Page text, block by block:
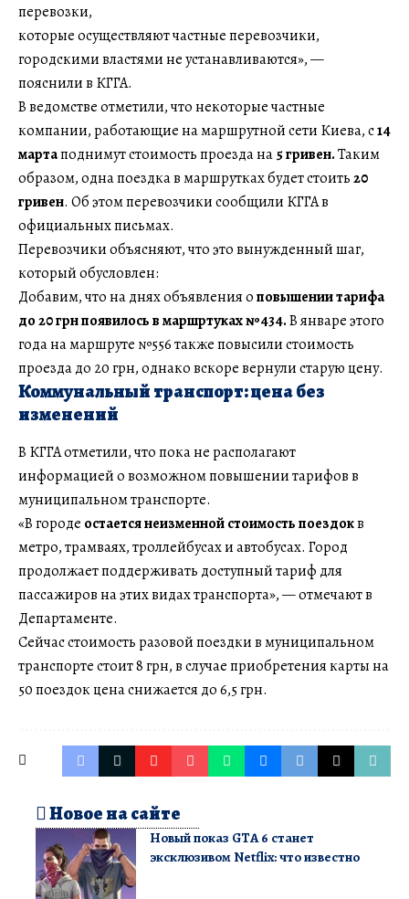
перевозки,
которые осуществляют частные перевозчики,
городскими властями не устанавливаются», —
пояснили в КГГА.
В ведомстве отметили, что некоторые частные
компании, работающие на маршрутной сети Киева, с14
мартаподнимут стоимость проезда на5 гривен.Таким
образом, одна поездка в маршрутках будет стоить20
гривен. Об этом перевозчики сообщили КГГА в
официальных письмах.
Перевозчики объясняют, что это вынужденный шаг,
который обусловлен:
Добавим, что на днях объявления оповышении тарифа
до 20 грн появилось в маршртуках №434.В январе этого
года на маршруте №556 также повысили стоимость
проезда до 20 грн, однако вскоре вернули старую цену.
Коммунальный транспорт: цена без
изменений
В КГГА отметили, что пока не располагают
информацией о возможном повышении тарифов в
муниципальном транспорте.
«В городе остается неизменной стоимость поездокв
метро, трамваях, троллейбусах и автобусах. Город
продолжает поддерживать доступный тариф для
пассажиров на этих видах транспорта», — отмечают в
Департаменте.
Сейчас стоимость разовой поездки в муниципальном
транспорте стоит 8 грн, в случае приобретения карты на
50 поездок цена снижается до 6,5 грн.
Новое на сайте
Новый показ GTA 6 станет
эксклюзивом Netflix: что известно